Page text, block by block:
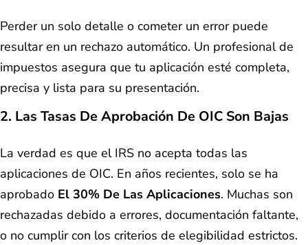
Perder un solo detalle o cometer un error puede
resultar en un rechazo automático. Un profesional de
impuestos asegura que tu aplicación esté completa,
precisa y lista para su presentación.
2. Las Tasas De Aprobación De OIC Son Bajas
La verdad es que el IRS no acepta todas las
aplicaciones de OIC. En años recientes, solo se ha
aprobado El 30% De Las Aplicaciones. Muchas son
rechazadas debido a errores, documentación faltante,
o no cumplir con los criterios de elegibilidad estrictos.